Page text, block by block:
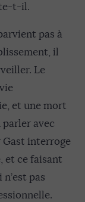
t-il.
pas à
il
Le
et une mort
avec
Gast interroge
et ce faisant
pas